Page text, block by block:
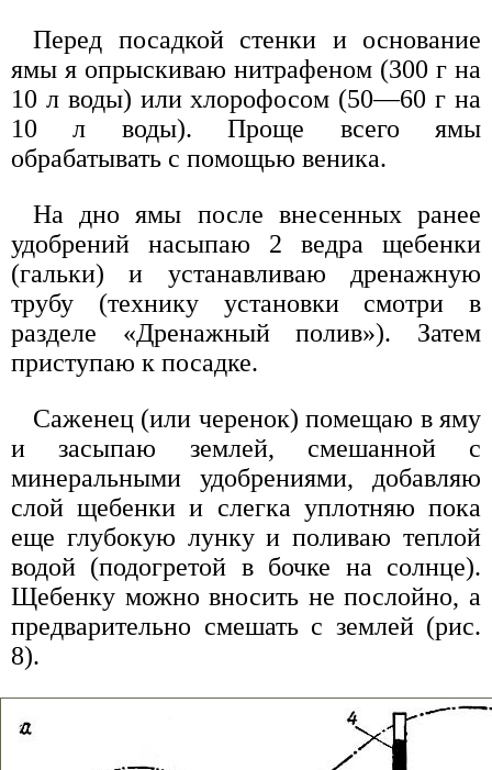
Перед посадкой стенки и основание
ямы я опрыскиваю нитрафеном (300 г на
10 л воды) или хлорофосом (50—60 г на
10 л воды). Проще всего ямы
обрабатывать с помощью веника.
На дно ямы после внесенных ранее
удобрений насыпаю 2 ведра щебенки
(гальки) и устанавливаю дренажную
трубу (технику установки смотри в
разделе «Дренажный полив»). Затем
приступаю к посадке.
Саженец (или черенок) помещаю в яму
и засыпаю землей, смешанной с
минеральными удобрениями, добавляю
слой щебенки и слегка уплотняю пока
еще глубокую лунку и поливаю теплой
водой (подогретой в бочке на солнце).
Щебенку можно вносить не послойно, а
предварительно смешать с землей (рис.
8).